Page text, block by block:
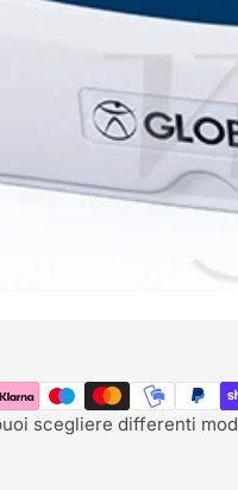
scegliere differenti